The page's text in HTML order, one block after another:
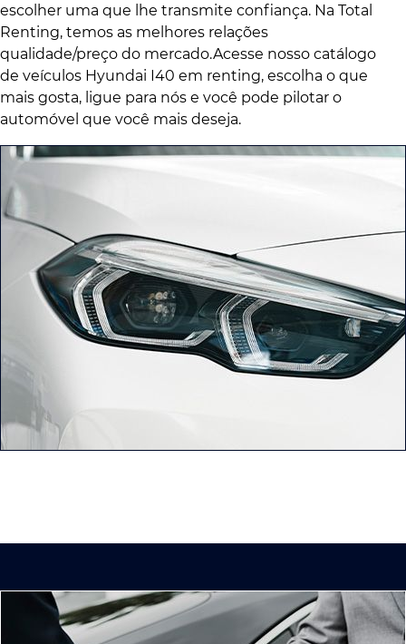
escolher uma que lhe transmite confiança. Na Total
Renting, temos as melhores relações
qualidade/preço do mercado.Acesse nosso catálogo
de veículos Hyundai I40 em renting, escolha o que
mais gosta, ligue para nós e você pode pilotar o
automóvel que você mais deseja.